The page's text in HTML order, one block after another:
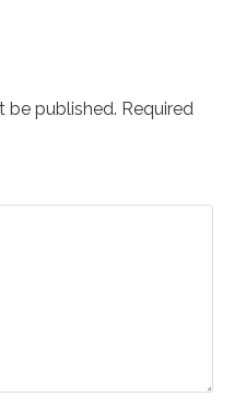
be published. Required